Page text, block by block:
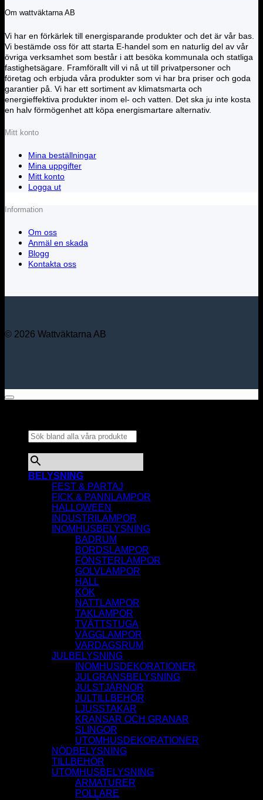
Om wattväktarna AB
Vi har en förkärlek till energisparande produkter och det är vår bas.
Vi bestämde oss för att starta E-handel som en naturlig del av vår
övriga verksamhet som består i att besöka kommunala och statliga
fastighetsägare. Framförallt vill vi nå ut till privatpersoner och
företag och erbjuda våra produkter som vi har bra priser och goda
garantier på. Vi har ett sortiment av klimatsmarta och
energieffektiva produkter inom el- och vatten. Det ska ju inte kosta
en halv förmögenhet att köpa energismartare alternativ.
Mitt konto
Mina beställningar
Mina uppgifter
Mitt konto
Logga ut
Information
Om oss
Anmäl en skada
Blogg
Kontakta oss
© 2026 Wattväktarna AB
BELYSNING
FEST & PARTAJ
FICK & PANNLAMPOR
HALLOWEEN
INDUSTRILAMPOR
INOMHUSBELYSNING
BADRUM
BORDSLAMPOR
FÖNSTERLAMPOR
GOLVLAMPOR
HALL
KÖK
NATTLAMPOR
TAKLAMPOR
TVÄTTSTUGA
VÄGGLAMPOR
VARDAGSRUM
JULBELYSNING
INOMHUSDEKORATIONER
JULGRANSBELYSNING
JULSTJÄRNOR
JULTILLBEHÖR
LJUSSTAKAR
KRANSAR OCH GRANAR
SLINGOR
UTOMHUSDEKORATIONER
NÖDBELYSNING
TILLBEHÖR
UTOMHUSBELYSNING
ARMATURER
POLLARE